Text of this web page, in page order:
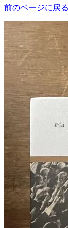
前のページに戻る